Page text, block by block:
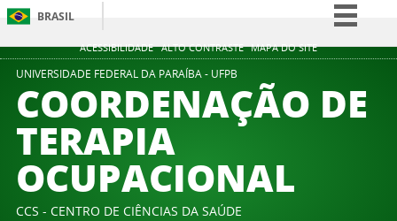
ACESSIBILIDADE ALTO CONTRASTE MAPA DO SITE
BRASIL
Simplifique!
Participe
Acesso à informação
Canais
UNIVERSIDADE FEDERAL DA PARAÍBA - UFPB
COORDENAÇÃO DE
TERAPIA
OCUPACIONAL
CCS - CENTRO DE CIÊNCIAS DA SAÚDE